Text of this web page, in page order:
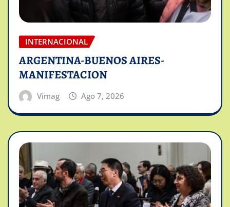
INTERNACIONAL
ARGENTINA-BUENOS AIRES-
MANIFESTACION
Vimag Ago 7, 2026